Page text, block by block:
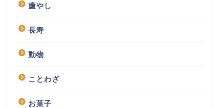
癒やし
長寿
動物
ことわざ
お菓子